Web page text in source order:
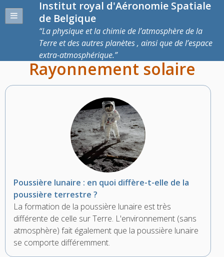
Institut royal d'Aéronomie Spatiale
de Belgique
La physique et la chimie de l’atmosphère de la
Terre et des autres planètes , ainsi que de l’espace
extra-atmosphérique.
Rayonnement solaire
Poussière lunaire : en quoi diffère-t-elle de la
poussière terrestre ?
La formation de la poussière lunaire est très
différente de celle sur Terre. L'environnement (sans
atmosphère) fait également que la poussière lunaire
se comporte différemment.